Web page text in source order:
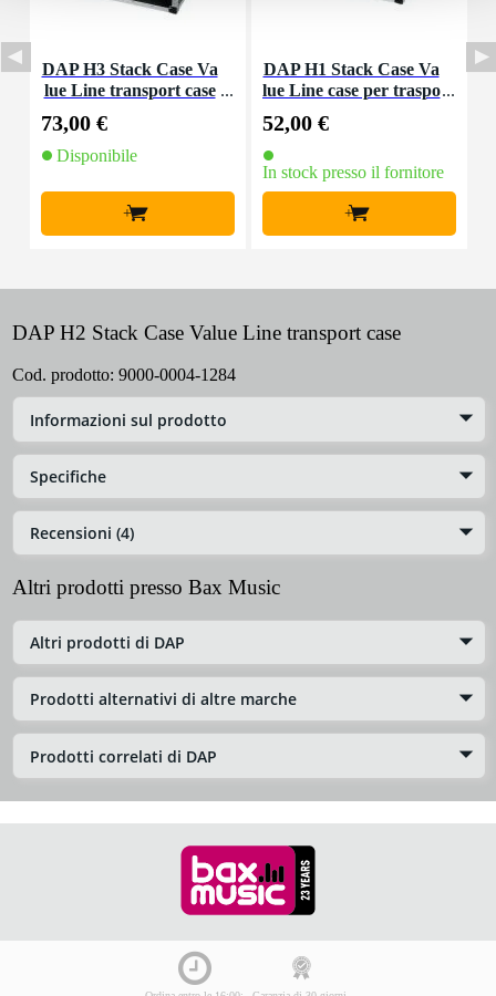
DAP H3 Stack Case Va
lue Line transport case
73,00 €
Disponibile
+
DAP H1 Stack Case Va
lue Line case per traspo
52,00 €
In stock presso il fornitore
+
DAP H2 Stack Case Value Line transport case
Cod. prodotto: 9000-0004-1284
Informazioni sul prodotto
Specifiche
Recensioni (4)
Altri prodotti presso Bax Music
Altri prodotti di DAP
Prodotti alternativi di altre marche
Prodotti correlati di DAP